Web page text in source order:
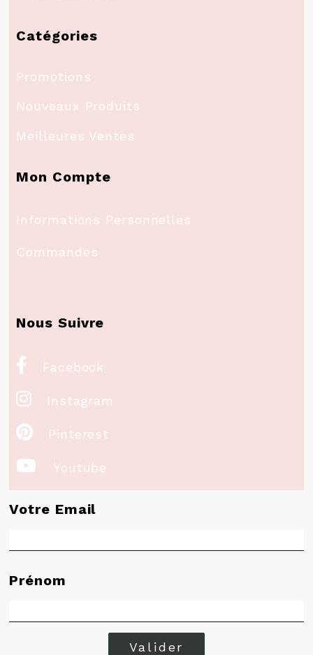
Catégories
Promotions
Nouveaux Produits
Meilleures Ventes
Mon Compte
Informations Personnelles
Commandes
Nous Suivre
 Facebook
 Instagram
 Pinterest
 Youtube
Votre Email
Prénom
Valider